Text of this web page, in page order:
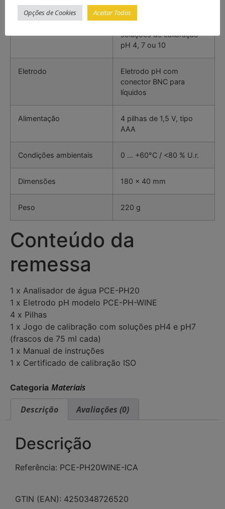
soluções de calibração
pH 4, 7 ou 10
Eletrodo
Eletrodo pH com
conector BNC para
líquidos
Alimentação
4 pilhas de 1,5 V, tipo
AAA
Condições ambientais 0 … +60°C / <80 % U.r.
Dimensões 180 x 40 mm
Peso 220 g
Conteúdo da
remessa
1 x Analisador de água PCE-PH20
1 x Eletrodo pH modelo PCE-PH-WINE
4 x Pilhas
1 x Jogo de calibração com soluções pH4 e pH7
(frascos de 75 ml cada)
1 x Manual de instruções
1 x Certificado de calibração ISO
Categoria Materiais
Descrição
Avaliações (0)
Descrição
Referência: PCE-PH20WINE-ICA
GTIN (EAN): 4250348726520
Opções de Cookies Aceitar Todos